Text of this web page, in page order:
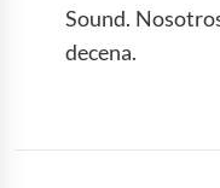
Sound.
decena.